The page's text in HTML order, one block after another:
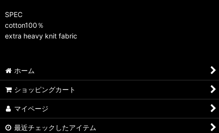
SPEC
cotton100％
extra heavy knit fabric
ホーム
ショッピングカート
マイページ
最近チェックしたアイテム